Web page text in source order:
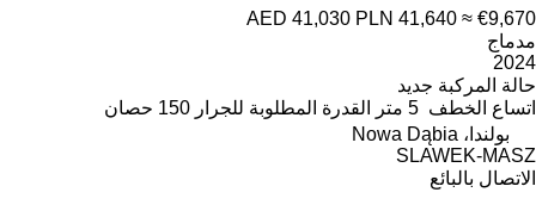
AED 41,030 PLN 41,640 ≈ €9,670
مدماج
2024
حالة المركبة جديد
اتساع الخطف 5 متر القدرة المطلوبة للجرار 150 حصان
بولندا، Nowa Dąbia
SLAWEK-MASZ
الاتصال بالبائع